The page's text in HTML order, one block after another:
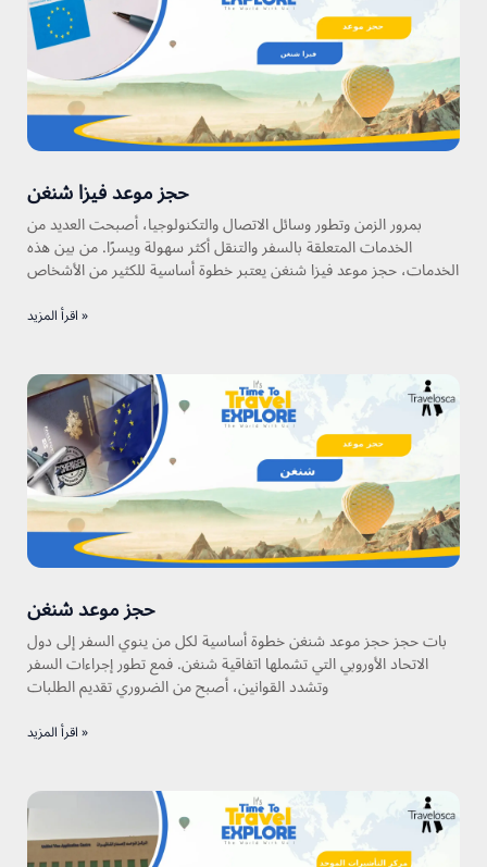
حجز موعد فيزا شنغن
بمرور الزمن وتطور وسائل الاتصال والتكنولوجيا، أصبحت العديد من
الخدمات المتعلقة بالسفر والتنقل أكثر سهولة ويسرًا. من بين هذه
الخدمات، حجز موعد فيزا شنغن يعتبر خطوة أساسية للكثير من الأشخاص
اقرأ المزيد »
حجز موعد شنغن
بات حجز حجز موعد شنغن خطوة أساسية لكل من ينوي السفر إلى دول
الاتحاد الأوروبي التي تشملها اتفاقية شنغن. فمع تطور إجراءات السفر
وتشدد القوانين، أصبح من الضروري تقديم الطلبات
اقرأ المزيد »